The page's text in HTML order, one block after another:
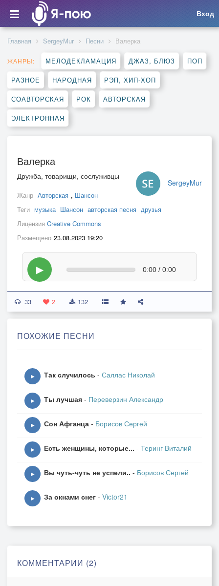
Вход
Главная SergeyMur Песни Валерка
ЖАНРЫ: МЕЛОДЕКЛАМАЦИЯ ДЖАЗ, БЛЮЗ ПОП
РАЗНОЕ НАРОДНАЯ РЭП, ХИП-ХОП
СОАВТОРСКАЯ РОК АВТОРСКАЯ
ЭЛЕКТРОННАЯ
Валерка
SergeyMur
Дружба, товарищи, сослуживцы
Жанр Авторская , Шансон
Теги музыка Шансон авторская песня друзья
Лицензия Creative Commons
Размещено 23.08.2023 19:20
▶ 0:00 / 0:00
33 2 132
ПОХОЖИЕ ПЕСНИ
▶ Так случилось - Саллас Николай
▶ Ты лучшая - Переверзин Александр
▶ Сон Афганца - Борисов Сергей
▶ Есть женщины, которые... - Теринг Виталий
▶ Вы чуть-чуть не успели.. - Борисов Сергей
▶ За окнами снег - Victor21
КОММЕНТАРИИ (2)